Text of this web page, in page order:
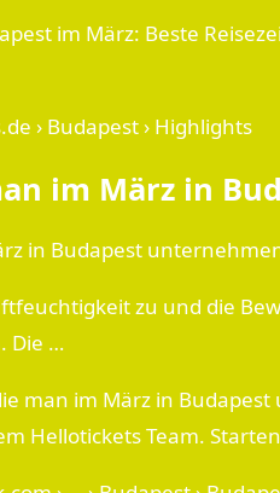
im März: Beste
› Budapest › Highlights
im März in
in Budapest
zu und die
Die …
man im März in
Hellotickets Team.